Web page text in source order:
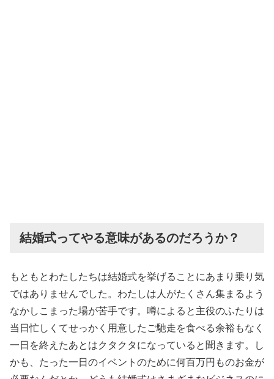
結婚式ってやる意味があるのだろうか？
もともとわたしたちは結婚式を挙げることにあまり乗り気
ではありませんでした。わたしは人がたくさん集まるよう
なかしこまった場が苦手です。噂によると主役のふたりは
当日忙しくてせっかく用意したご馳走を食べる余裕もなく
一日を終えたあとはクタクタになっていると聞きます。し
かも、たった一日のイベントのために何百万円ものお金が